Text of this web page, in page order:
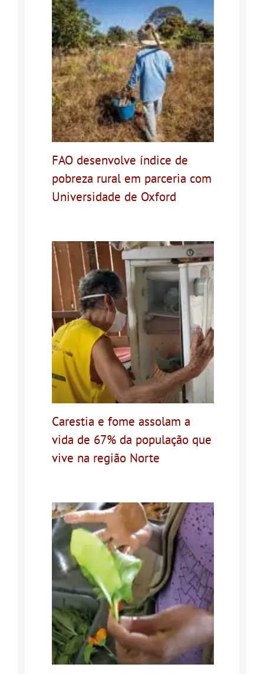
FAO desenvolve índice de
pobreza rural em parceria com
Universidade de Oxford
Carestia e fome assolam a
vida de 67% da população que
vive na região Norte